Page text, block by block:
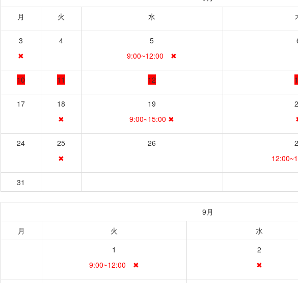
月
火 水
3
✖
4
5
9:00~12:00 ✖
10 11 12
17
18
✖
19
9:00~15:00 ✖
24
25
✖
26
31
9月
月
火 水
1
9:00~12:00 ✖
2
✖